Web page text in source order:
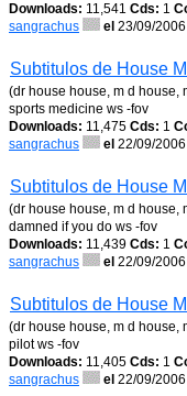
Downloads: 11,541 Cds: 1
sangrachus
el 23/09/2006
Subtitulos de House
(dr house house, m d house,
sports medicine ws -fov
Downloads: 11,475 Cds: 1
sangrachus
el 22/09/2006
Subtitulos de House
(dr house house, m d house,
damned if you do ws -fov
Downloads: 11,439 Cds: 1
sangrachus
el 22/09/2006
Subtitulos de House
(dr house house, m d house,
pilot ws -fov
Downloads: 11,405 Cds: 1
sangrachus
el 22/09/2006